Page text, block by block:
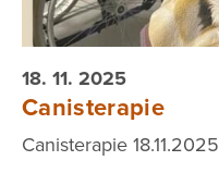
18. 11. 2025
Canisterapie
Canisterapie 18.11.2025